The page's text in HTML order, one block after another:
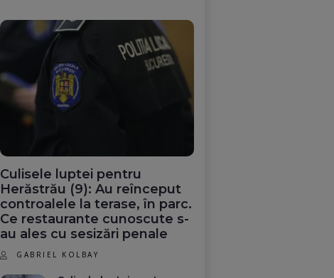
Culisele luptei pentru
Herăstrău (9): Au reînceput
controalele la terase, în parc.
Ce restaurante cunoscute s-
au ales cu sesizări penale
GABRIEL KOLBAY